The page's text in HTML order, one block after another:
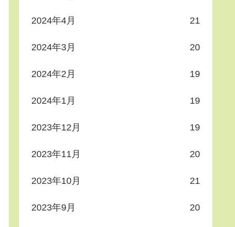
2024年4月 21
2024年3月 20
2024年2月 19
2024年1月 19
2023年12月 19
2023年11月 20
2023年10月 21
2023年9月 20